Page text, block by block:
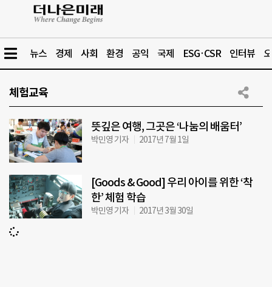
뉴스 경제 사회 환경 공익 국제 ESG·CSR 인터뷰
체험교육
뜻깊은 여행, 그곳은 ‘나눔의 배움터’
박민영 기자 2017년 7월 1일
[Goods & Good] 우리 아이를 위한 ‘착
한’ 체험 학습
박민영 기자 2017년 3월 30일